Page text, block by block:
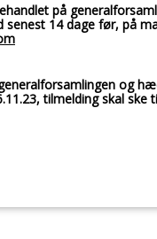
på
senest 14 dage før, på
og
tilmelding skal ske